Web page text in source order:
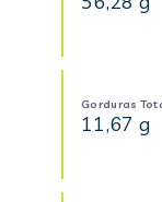
Gorduras
11,67 g